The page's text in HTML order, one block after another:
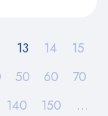
13 14
15
50 60
70
140 150
…